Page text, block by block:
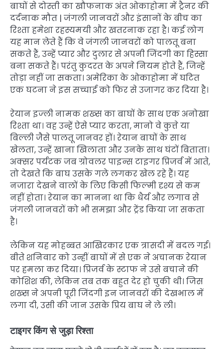
बाघों से दोस्ती का खौफनाक अंत ओकाहोमा में ट्रैनर की
दर्दनाक मौत | जंगली जानवरों और इंसानों के बीच का
रिश्ता हमेशा रहस्यमयी और खतरनाक रहा है। कई लोग
यह मान लेते हैं कि वे जंगली जानवरों को पालतू बना
सकते हैं, उन्हें प्यार और दुलार से अपनी जिंदगी का हिस्सा
बना सकते हैं। परंतु कुदरत के अपने नियम होते हैं, जिन्हें
तोड़ा नहीं जा सकता। अमेरिका के ओकाहोमा में घटित
एक घटना ने इस सच्चाई को फिर से उजागर कर दिया है।
रेयान इज्ली नामक शख्स का बाघों के साथ एक अनोखा
रिश्ता था। वह उन्हें ऐसे प्यार करता, मानो वे कुत्ते या
बिल्ली जैसे पालतू जानवर हों। रेयान बाघों के साथ
खेलता, उन्हें खाना खिलाता और उनके साथ घंटों बिताता।
अक्सर पर्यटक जब ग्रोवलर पाइन्स टाइगर प्रिजर्व में आते,
तो देखते कि बाघ उसके गले लगकर खेल रहे हैं। यह
नजारा देखने वालों के लिए किसी फिल्मी दृश्य से कम
नहीं होता। रेयान का मानना था कि धैर्य और लगाव से
जंगली जानवरों को भी समझा और ट्रेंड किया जा सकता
है।
लेकिन यह मोहब्बत आखिरकार एक त्रासदी में बदल गई।
बीते शनिवार को उन्हीं बाघों में से एक ने अचानक रेयान
पर हमला कर दिया। प्रिजर्व के स्टाफ ने उसे बचाने की
कोशिश की, लेकिन तब तक बहुत देर हो चुकी थी। जिस
शख्स ने अपनी पूरी जिंदगी इन जानवरों की देखभाल में
लगा दी, उसी की जान उसके प्रिय बाघ ने ले ली।
टाइगर किंग से जुड़ा रिश्ता